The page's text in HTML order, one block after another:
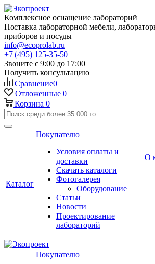
Комплексное оснащение лабораторий
Поставка лабораторной мебели,
приборов и посуды
info@ecoprolab.ru
+7 (495) 125-35-50
Звоните с 9:00 до 17:00
Получить консультацию
Сравнение0
Отложенные 0
Корзина 0
Каталог
Покупателю
Условия оплаты и
доставки
Скачать каталоги
Фотогалерея
Оборудование
Статьи
Новости
Проектирование
лабораторий
О
Покупателю